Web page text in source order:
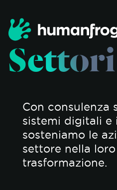
Settori
Con consulenza
sistemi digitali e
sosteniamo le
settore nella loro
trasformazione.